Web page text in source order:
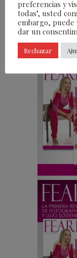
otros
preferencias y
todas", usted
embargo, puede
dar un
Rechazar